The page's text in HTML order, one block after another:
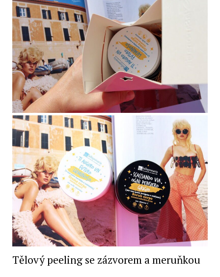
Tělový peeling se zázvorem a meruňkou